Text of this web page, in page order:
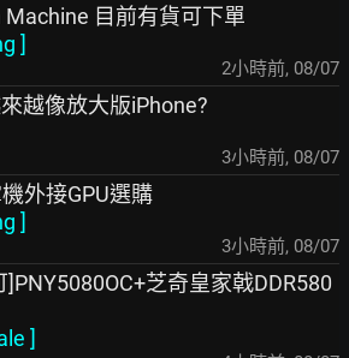
Machine 目前有貨可下單
]
2小時前, 08/07
越像放大版iPhone?
3小時前, 08/07
外接GPU選購
]
3小時前, 08/07
芝奇皇家戟DDR580
]